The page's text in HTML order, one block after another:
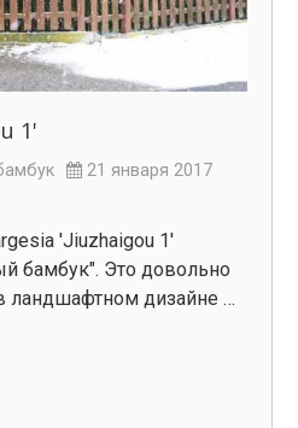
1'
21 января 2017
'Jiuzhaigou 1'
бамбук". Это довольно
ландшафтном дизайне …